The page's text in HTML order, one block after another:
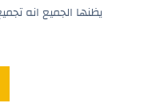
يظنها الجميع انه